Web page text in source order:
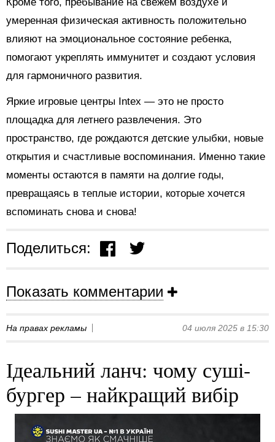
умеренная физическая активность положительно
влияют на эмоциональное состояние ребенка,
помогают укреплять иммунитет и создают условия
для гармоничного развития.
Яркие игровые центры Intex — это не просто
площадка для летнего развлечения. Это
пространство, где рождаются детские улыбки, новые
открытия и счастливые воспоминания. Именно такие
моменты остаются в памяти на долгие годы,
превращаясь в теплые истории, которые хочется
вспоминать снова и снова!
Поделиться:
Показать комментарии
На правах рекламы 04 июля 2025 в 15:30
Ідеальний ланч: чому суші-
бургер – найкращий вибір